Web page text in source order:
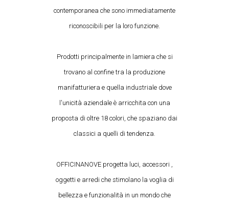
contemporanea che sono immediatamente
riconoscibili per la loro funzione.
Prodotti principalmente in lamiera che si
trovano al confine tra la produzione
manifatturiera e quella industriale dove
l'unicità aziendale è arricchita con una
proposta di oltre 18 colori, che spaziano dai
classici a quelli di tendenza.
OFFICINANOVE progetta luci, accessori ,
oggetti e arredi che stimolano la voglia di
bellezza e funzionalità in un mondo che